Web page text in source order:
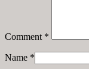
Comment *
Name *